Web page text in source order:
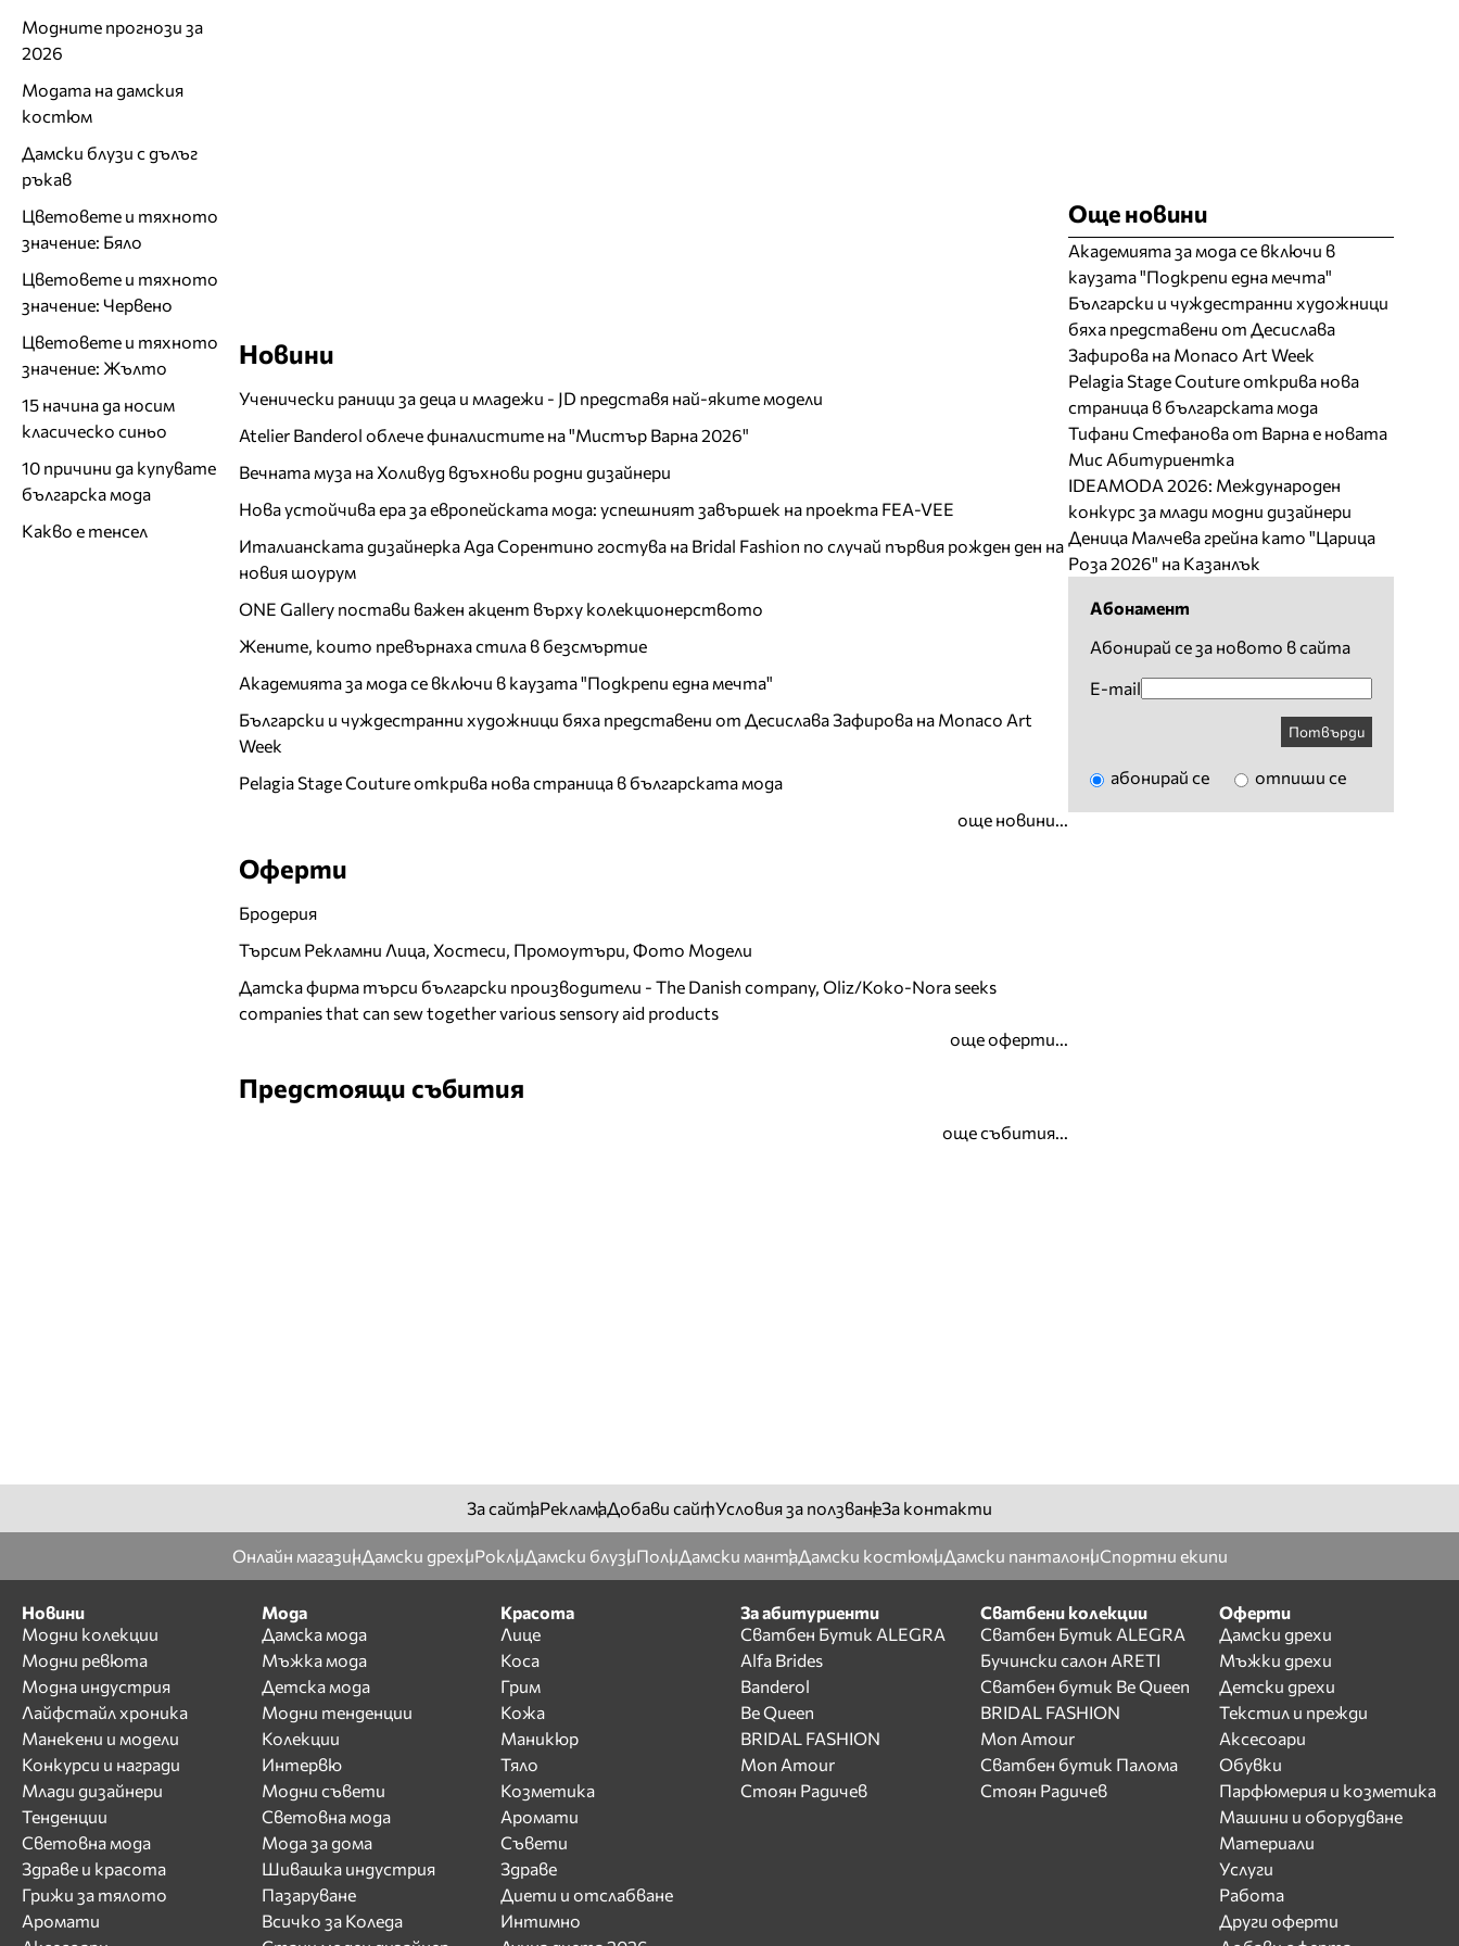
Новини
Ученически раници за деца и младежи - JD представя най-яките модели
Atelier Banderol облече финалистите на "Мистър Варна 2026"
Вечната муза на Холивуд вдъхнови родни дизайнери
Нова устойчива ера за европейската мода: успешният завършек на проекта FEA-VEE
Италианската дизайнерка Ада Сорентино гостува на Bridal Fashion по случай първия рожден ден на
новия шоурум
ONE Gallery постави важен акцент върху колекционерството
Жените, които превърнаха стила в безсмъртие
Академията за мода се включи в каузата "Подкрепи една мечта"
Български и чуждестранни художници бяха представени от Десислава Зафирова на Monaco Art
Week
Pelagia Stage Couture открива нова страница в българската мода
още новини...
Оферти
Бродерия
Търсим Рекламни Лица, Хостеси, Промоутъри, Фото Модели
Датска фирма търси български производители - The Danish company, Oliz/Koko-Nora seeks
companies that can sew together various sensory aid products
още оферти...
Предстоящи събития
още събития...
Модните прогнози за
2026
Модата на дамския
костюм
Дамски блузи с дълъг
ръкав
Цветовете и тяхното
значение: Бяло
Цветовете и тяхното
значение: Червено
Цветовете и тяхното
значение: Жълто
15 начина да носим
класическо синьо
10 причини да купувате
българска мода
Какво е тенсел
Още новини
Академията за мода се включи в
каузата "Подкрепи една мечта"
Български и чуждестранни художници
бяха представени от Десислава
Зафирова на Monaco Art Week
Pelagia Stage Couture открива нова
страница в българската мода
Тифани Стефанова от Варна е новата
Мис Абитуриентка
IDEAMODA 2026: Международен
конкурс за млади модни дизайнери
Деница Малчева грейна като "Царица
Роза 2026" на Казанлък
Абонамент
Абонирай се за новото в сайта
E-mail
Потвърди
абонирай се отпиши се
За сайтаРекламаДобави сайтУсловия за ползванеЗа контакти
Онлайн магазинДамски дрехиРоклиДамски блузиПолиДамски мантаДамски костюмиДамски панталониСпортни екипи
Новини
Модни колекции
Модни ревюта
Модна индустрия
Лайфстайл хроника
Манекени и модели
Конкурси и награди
Млади дизайнери
Тенденции
Световна мода
Здраве и красота
Грижи за тялото
Аромати
Мода
Дамска мода
Мъжка мода
Детска мода
Модни тенденции
Колекции
Интервю
Модни съвети
Световна мода
Мода за дома
Шивашка индустрия
Пазаруване
Всичко за Коледа
Красота
Лице
Коса
Грим
Кожа
Маникюр
Тяло
Козметика
Аромати
Съвети
Здраве
Диети и отслабване
Интимно
За абитуриенти
Сватбен Бутик ALEGRA
Alfa Brides
Banderol
Be Queen
BRIDAL FASHION
Mon Amour
Стоян Радичев
Сватбени колекции
Сватбен Бутик ALEGRA
Бучински салон ARETI
Сватбен бутик Be Queen
BRIDAL FASHION
Mon Amour
Сватбен бутик Палома
Стоян Радичев
Оферти
Дамски дрехи
Мъжки дрехи
Детски дрехи
Текстил и прежди
Аксесоари
Обувки
Парфюмерия и козметика
Машини и оборудване
Материали
Услуги
Работа
Други оферти